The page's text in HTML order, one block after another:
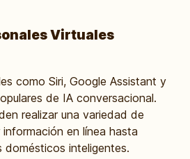
Virtuales
como Siri, Google Assistant y
de IA conversacional.
realizar una variedad de
en línea hasta
inteligentes.